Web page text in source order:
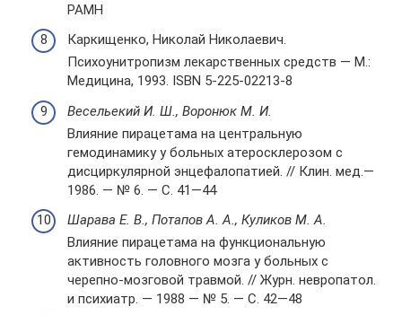
РАМН
Каркищенко, Николай Николаевич.
Психоунитропизм лекарственных средств — М.:
Медицина, 1993. ISBN 5-225-02213-8
Весельекий И. Ш., Воронюк М. И.
Влияние пирацетама на центральную
гемодинамику у больных атеросклерозом с
дисциркулярной энцефалопатией. // Клин. мед.—
1986. — № 6. — С. 41—44
Шарава Е. В., Потапов А. А., Куликов М. А.
Влияние пирацетама на функциональную
активность головного мозга у больных с
черепно-мозговой травмой. // Журн. невропатол.
и психиатр. — 1988 — № 5. — С. 42—48